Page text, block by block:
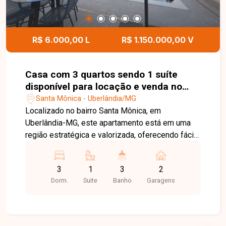
R$ 6.000,00 L R$ 1.150.000,00 V
Casa com 3 quartos sendo 1 suíte
disponível para locação e venda no
bairro Santa Mônica em Uberlândia-
MG
Santa Mônica - Uberlândia/MG
Localizado no bairro Santa Mônica, em
Uberlândia-MG, este apartamento está em uma
região estratégica e valorizada, oferecendo fácil
farmácias, restaurantes e diversos serviços
essenciais. O condomínio proporciona
praticidade, conforto e qualidade de vida para
3
Dorm.
1
Suite
3
Banho
2
Garagens